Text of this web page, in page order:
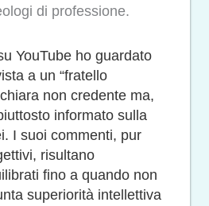
di professione.
YouTube ho guardato
a un “fratello
non credente ma,
informato sulla
I suoi commenti, pur
risultano
fino a quando non
superiorità intellettiva